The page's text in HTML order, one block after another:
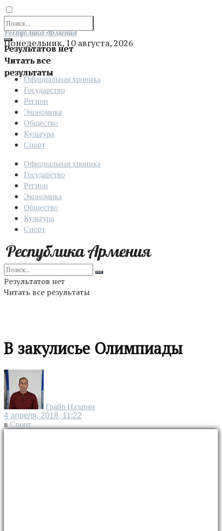
Результатов нет
Читать все
результаты
Отправить
Республика Армения
Понедельник, 10 августа, 2026
Официальная хроника
Государство
Регион
Экономика
Общество
Культура
Спорт
Официальная хроника
Государство
Регион
Экономика
Общество
Культура
Спорт
Результатов нет
Читать все результаты
В закулисье Олимпиады
Грайр Назарян
4 апреля, 2018, 11:22
в Спорт